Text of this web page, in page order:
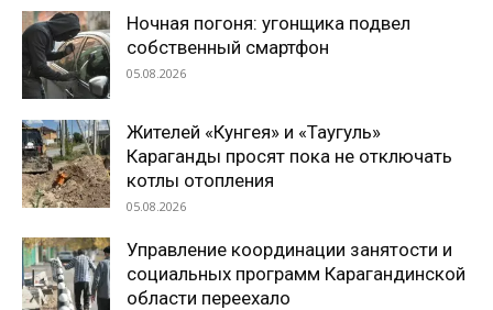
Ночная погоня: угонщика подвел
собственный смартфон
05.08.2026
Жителей «Кунгея» и «Таугуль»
Караганды просят пока не отключать
котлы отопления
05.08.2026
Управление координации занятости и
социальных программ Карагандинской
области переехало